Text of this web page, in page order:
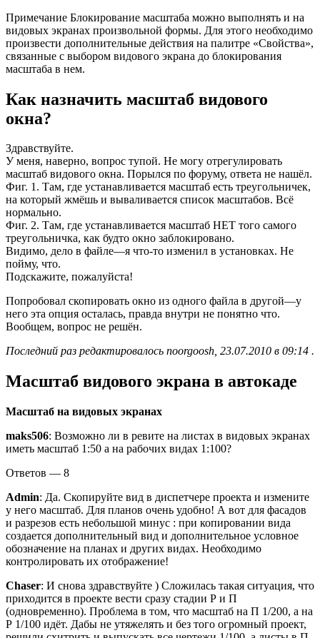
Примечание Блокирование масштаба можно выполнять и на
видовых экранах произвольной формы. Для этого необходимо
произвести дополнительные действия на палитре «Свойства»,
связанные с выбором видового экрана до блокирования
масштаба в нем.
Как назначить масштаб видового
окна?
Здравствуйте.
У меня, наверно, вопрос тупой. Не могу отрегулировать
масштаб видового окна. Порылся по форуму, ответа не нашёл.
Фиг. 1. Там, где устанавливается масштаб есть треугольничек,
на который жмёшь и вываливается список масштабов. Всё
нормально.
Фиг. 2. Там, где устанавливается масштаб НЕТ того самого
треугольничка, как будто окно заблокировано.
Видимо, дело в файле—я что-то изменил в установках. Не
пойму, что.
Подскажите, пожалуйста!
Попробовал скопировать окно из одного файла в другой—у
него эта опция осталась, правда внутри не понятно что.
Вообщем, вопрос не решён.
Последний раз редактировалось noorgoosh, 23.07.2010 в 09:14 .
Масштаб видового экрана в автокаде
Масштаб на видовых экранах
maks506: Возможно ли в ревите на листах в видовых экранах
иметь масштаб 1:50 а на рабочих видах 1:100?
Ответов — 8
Admin: Да. Скопируйте вид в диспетчере проекта и измените
у него масштаб. Для планов очень удобно! А вот для фасадов
и разрезов есть небольшой минус : при копировании вида
создается дополнительный вид и дополнительное условное
обозначение на планах и других видах. Необходимо
контролировать их отображение!
Chaser: И снова здравствуйте ) Сложилась такая ситуация, что
приходится в проекте вести сразу стадии Р и П
(одновременно). Проблема в том, что масштаб на П 1/200, а на
Р 1/100 идёт. Дабы не утяжелять и без того огромный проект,